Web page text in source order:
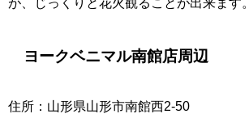
ヨークベニマル南館店周辺
住所：山形県山形市南館西2-50